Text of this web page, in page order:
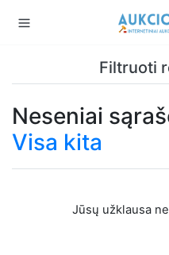
Filtruoti
Neseniai
Visa kita
Jūsų užklausa